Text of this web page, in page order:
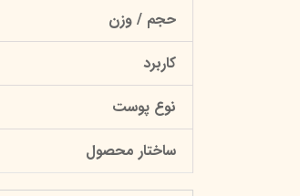
حجم / وزن
کاربرد
نوع پوست
ساختار محصول